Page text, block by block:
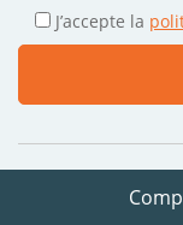
J’accepte la